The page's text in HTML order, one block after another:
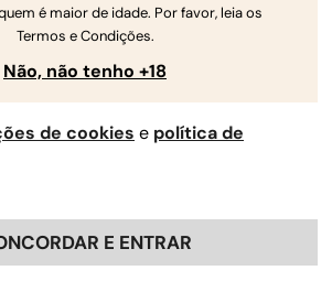
Back
a minha morada
após realizar uma
é maior de idade. Por favor, leia os
Termos e Condições.
Não, não tenho +18
de cookies e política de
E ENTRAR